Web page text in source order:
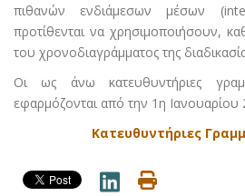
πιθανών ενδιάμεσων μέσων
προτίθενται να χρησιμοποιήσουν,
του χρονοδιαγράμματος της
Οι ως άνω κατευθυντήριες
εφαρμόζονται από την 1η Ιανουαρίου
Κατευθυντήριες